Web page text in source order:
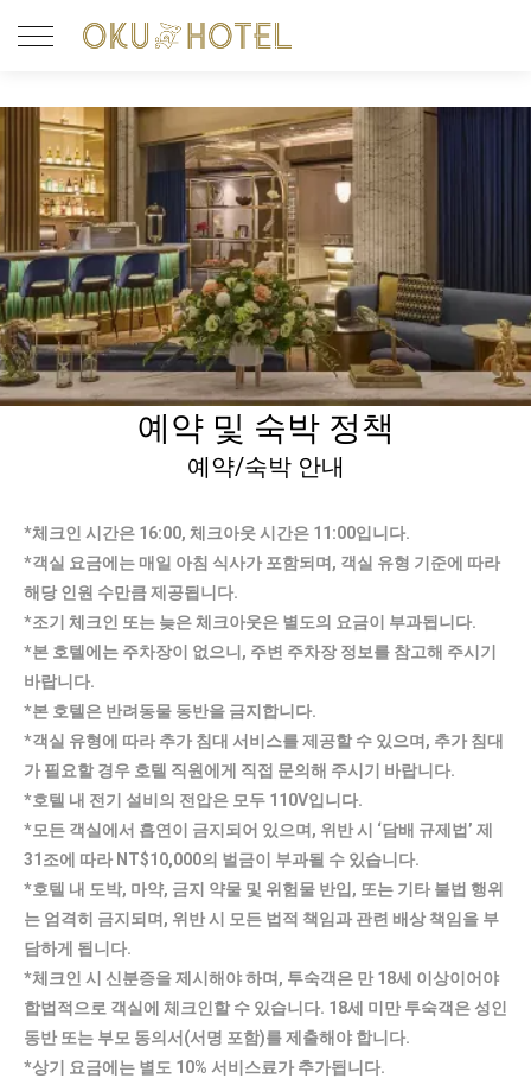
예약 및 숙박 정책
예약/숙박 안내
*체크인 시간은 16:00, 체크아웃 시간은 11:00입니다.
*객실 요금에는 매일 아침 식사가 포함되며, 객실 유형 기준에 따라
해당 인원 수만큼 제공됩니다.
*조기 체크인 또는 늦은 체크아웃은 별도의 요금이 부과됩니다.
*본 호텔에는 주차장이 없으니, 주변 주차장 정보를 참고해 주시기
바랍니다.
*본 호텔은 반려동물 동반을 금지합니다.
*객실 유형에 따라 추가 침대 서비스를 제공할 수 있으며, 추가 침대
가 필요할 경우 호텔 직원에게 직접 문의해 주시기 바랍니다.
*호텔 내 전기 설비의 전압은 모두 110V입니다.
*모든 객실에서 흡연이 금지되어 있으며, 위반 시 ‘담배 규제법’ 제
31조에 따라 NT$10,000의 벌금이 부과될 수 있습니다.
*호텔 내 도박, 마약, 금지 약물 및 위험물 반입, 또는 기타 불법 행위
는 엄격히 금지되며, 위반 시 모든 법적 책임과 관련 배상 책임을 부
담하게 됩니다.
*체크인 시 신분증을 제시해야 하며, 투숙객은 만 18세 이상이어야
합법적으로 객실에 체크인할 수 있습니다. 18세 미만 투숙객은 성인
동반 또는 부모 동의서(서명 포함)를 제출해야 합니다.
*상기 요금에는 별도 10% 서비스료가 추가됩니다.